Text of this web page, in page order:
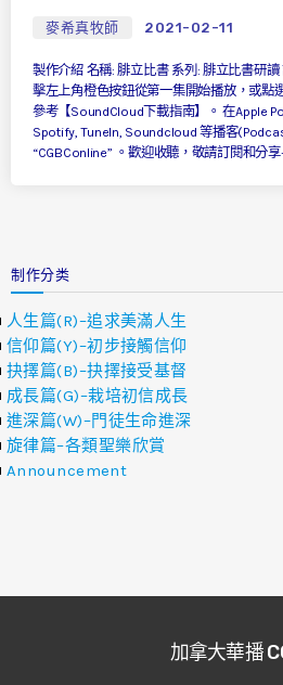
麥希真牧師 2021-02-11
製作介紹 名稱: 腓立比書 系列: 腓立比書研
擊左上角橙色按鈕從第一集開始播放，或點
參考【SoundCloud下載指南】。 在Apple
Spotify, TuneIn, Soundcloud 等播客
“CGBConline” 。歡迎收聽，敬請訂閱和分
制作分类
人生篇(R)–追求美滿人生
信仰篇(Y)–初步接觸信仰
抉擇篇(B)–抉擇接受基督
成長篇(G)–栽培初信成長
進深篇(W)–門徒生命進深
旋律篇–各類聖樂欣賞
Announcement
加拿大華播